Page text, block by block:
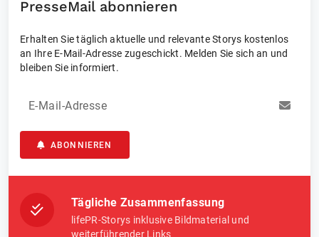
PresseMail abonnieren
Erhalten Sie täglich aktuelle und relevante Storys kostenlos
an Ihre E-Mail-Adresse zugeschickt. Melden Sie sich an und
bleiben Sie informiert.
E-Mail-Adresse
ABONNIEREN
Tägliche Zusammenfassung
lifePR-Storys inklusive Bildmaterial und
weiterführender Links